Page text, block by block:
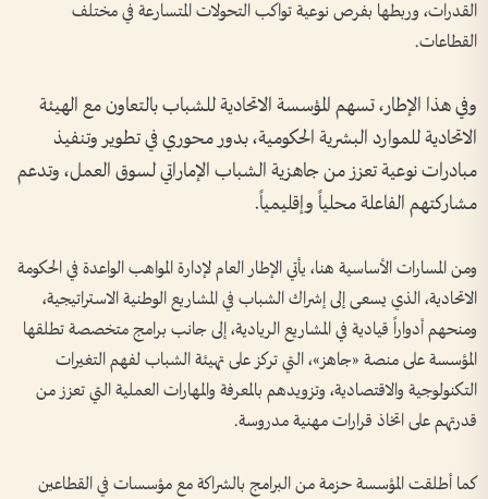
القدرات، وربطها بفرص نوعية تواكب التحولات المتسارعة في مختلف
القطاعات.
وفي هذا الإطار، تسهم المؤسسة الاتحادية للشباب بالتعاون مع الهيئة
الاتحادية للموارد البشرية الحكومية، بدور محوري في تطوير وتنفيذ
مبادرات نوعية تعزز من جاهزية الشباب الإماراتي لسوق العمل، وتدعم
مشاركتهم الفاعلة محلياً وإقليمياً.
ومن المسارات الأساسية هنا، يأتي الإطار العام لإدارة المواهب الواعدة في الحكومة
الاتحادية، الذي يسعى إلى إشراك الشباب في المشاريع الوطنية الاستراتيجية،
ومنحهم أدواراً قيادية في المشاريع الريادية، إلى جانب برامج متخصصة تطلقها
المؤسسة على منصة «جاهز»، التي تركز على تهيئة الشباب لفهم التغيرات
التكنولوجية والاقتصادية، وتزويدهم بالمعرفة والمهارات العملية التي تعزز من
قدرتهم على اتخاذ قرارات مهنية مدروسة.
كما أطلقت المؤسسة حزمة من البرامج بالشراكة مع مؤسسات في القطاعين